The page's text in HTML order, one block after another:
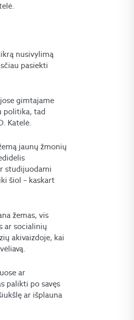
nusivylimą
pasiekti
gimtajame
politika, tad
Katelė.
jaunų žmonių
studijuodami
šiol – kaskart
žemas, vis
ar socialinių
akivaizdoje, kai
ar
palikti po savęs
ar išplauna